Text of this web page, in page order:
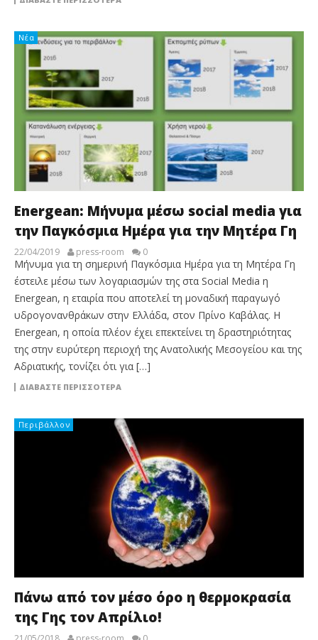
Νέα
Energean: Μήνυμα μέσω social media για
την Παγκόσμια Ημέρα για την Μητέρα Γη
22/04/2019 press-room 0
Μήνυμα για τη σημερινή Παγκόσμια Ημέρα για τη Μητέρα Γη
έστειλε μέσω των λογαριασμών της στα Social Media η
Energean, η εταιρία που αποτελεί τη μοναδική παραγωγό
υδρογονανθράκων στην Ελλάδα, στον Πρίνο Καβάλας. Η
Energean, η οποία πλέον έχει επεκτείνει τη δραστηριότητας
της στην ευρύτερη περιοχή της Ανατολικής Μεσογείου και της
Αδριατικής, τονίζει ότι για […]
ΔΙΑΒΆΣΤΕ ΠΕΡΙΣΣΌΤΕΡΑ
Περιβάλλον
Πάνω από τον μέσο όρο η θερμοκρασία
της Γης τον Απρίλιο!